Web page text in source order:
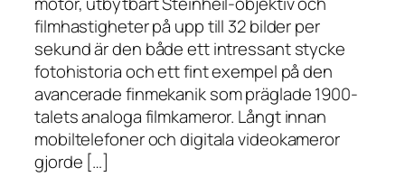
filmhastigheter på upp till 32 bilder per
sekund är den både ett intressant stycke
fotohistoria och ett fint exempel på den
avancerade finmekanik som präglade 1900-
talets analoga filmkameror. Långt innan
mobiltelefoner och digitala videokameror
gjorde […]